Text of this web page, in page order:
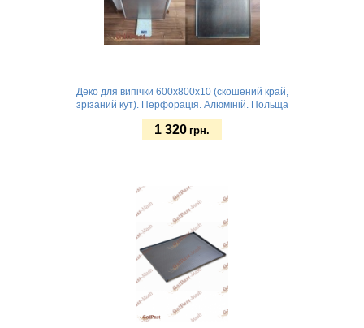
Деко для випічки 600x800х10 (скошений край,
зрізаний кут). Перфорація. Алюміній. Польща
1 320 грн.